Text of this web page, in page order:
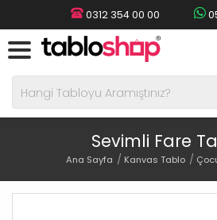
0312 354 00 00
Sevimli Fare
Ana Sayfa Kanvas Tablo